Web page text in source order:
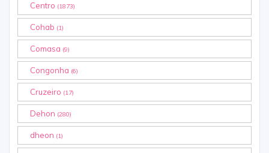
Centro (1873)
Cohab (1)
Comasa (9)
Congonha (6)
Cruzeiro (17)
Dehon (280)
dheon (1)